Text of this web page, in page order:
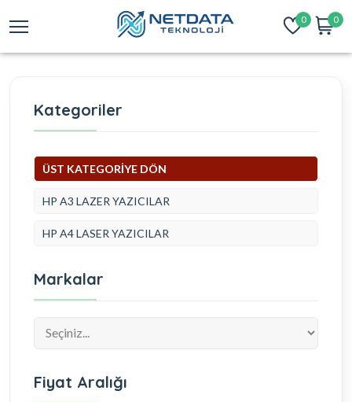
0 0
Kategoriler
ÜST KATEGORİYE DÖN
HP A3 LAZER YAZICILAR
HP A4 LASER YAZICILAR
Markalar
Fiyat Aralığı